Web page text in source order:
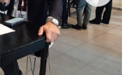
Notas